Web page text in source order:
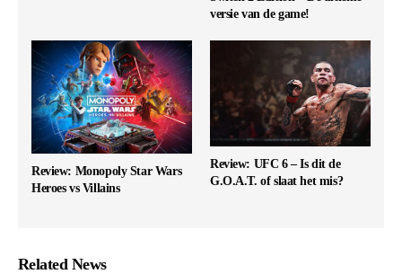
versie van de game!
Review: Monopoly Star Wars
Heroes vs Villains
Review: UFC 6 – Is dit de
G.O.A.T. of slaat het mis?
Related News